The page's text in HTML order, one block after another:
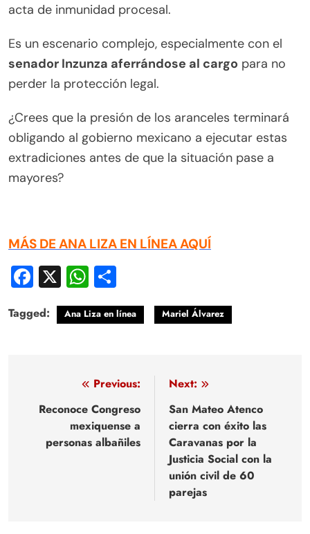
acta de inmunidad procesal.
Es un escenario complejo, especialmente con el
senador Inzunza aferrándose al cargo para no
perder la protección legal.
¿Crees que la presión de los aranceles terminará
obligando al gobierno mexicano a ejecutar estas
extradiciones antes de que la situación pase a
mayores?
MÁS DE ANA LIZA EN LÍNEA AQUÍ
Facebook
X WhatsApp
Tagged: Ana Liza en línea Mariel Álvarez
Navegación
de
entradas
Previous:
Reconoce Congreso
mexiquense a
personas albañiles
Next:
San Mateo Atenco
cierra con éxito las
Caravanas por la
Justicia Social con la
unión civil de 60
parejas